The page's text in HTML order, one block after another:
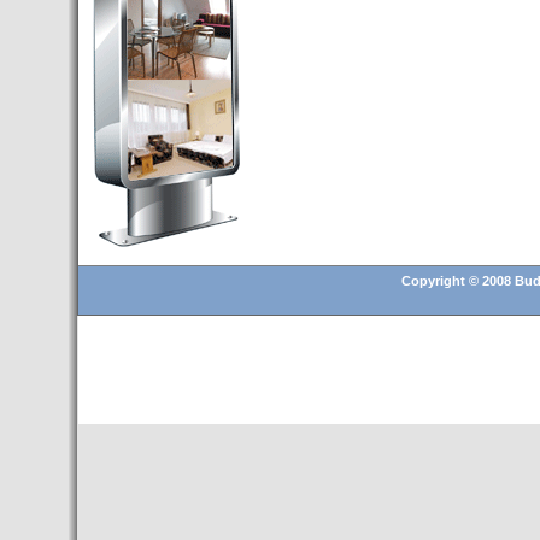
Budapest’.
- Hoteles en BUDAPEST:
Resultados octubre de 2016,
subida del 15% ocupación y
del 25,6% en el RevPar
- Nuevo Hotel en Budapest
bajo la marca Exe Hotusa
- Transfer Aeropuerto de
BUDAPEST
Copyright © 2008